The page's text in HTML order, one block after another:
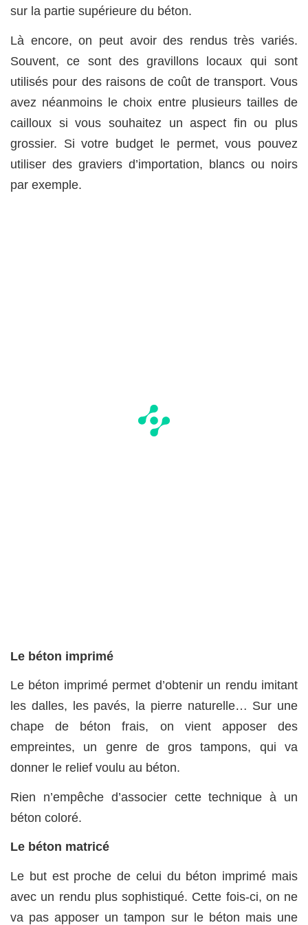
sur la partie supérieure du béton.
Là encore, on peut avoir des rendus très variés.
Souvent, ce sont des gravillons locaux qui sont
utilisés pour des raisons de coût de transport. Vous
avez néanmoins le choix entre plusieurs tailles de
cailloux si vous souhaitez un aspect fin ou plus
grossier. Si votre budget le permet, vous pouvez
utiliser des graviers d’importation, blancs ou noirs
par exemple.
Le béton imprimé
Le béton imprimé permet d’obtenir un rendu imitant
les dalles, les pavés, la pierre naturelle… Sur une
chape de béton frais, on vient apposer des
empreintes, un genre de gros tampons, qui va
donner le relief voulu au béton.
Rien n’empêche d’associer cette technique à un
béton coloré.
Le béton matricé
Le but est proche de celui du béton imprimé mais
avec un rendu plus sophistiqué. Cette fois-ci, on ne
va pas apposer un tampon sur le béton mais une